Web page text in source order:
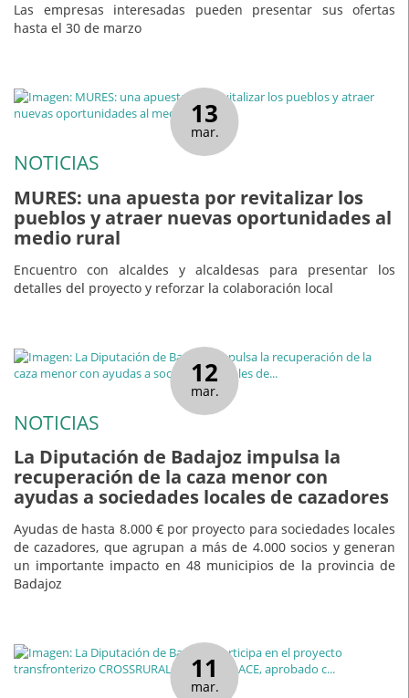
Las empresas interesadas pueden presentar sus ofertas
hasta el 30 de marzo
13
mar.
NOTICIAS
MURES: una apuesta por revitalizar los
pueblos y atraer nuevas oportunidades al
medio rural
Encuentro con alcaldes y alcaldesas para presentar los
detalles del proyecto y reforzar la colaboración local
12
mar.
NOTICIAS
La Diputación de Badajoz impulsa la
recuperación de la caza menor con
ayudas a sociedades locales de cazadores
Ayudas de hasta 8.000 € por proyecto para sociedades locales
de cazadores, que agrupan a más de 4.000 socios y generan
un importante impacto en 48 municipios de la provincia de
Badajoz
11
mar.